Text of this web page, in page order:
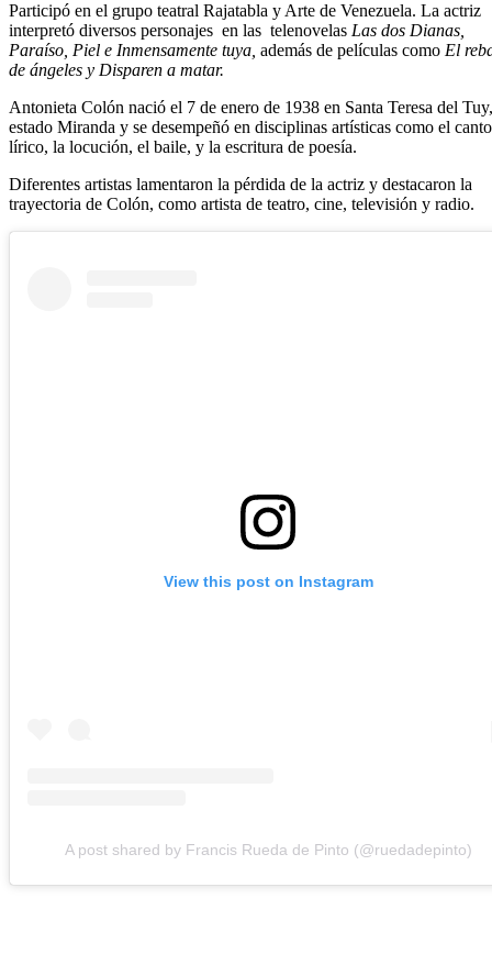
Participó en el grupo teatral Rajatabla y Arte de Venezuela. La actriz
interpretó diversos personajes en las telenovelas Las dos Dianas,
Paraíso, Piel e Inmensamente tuya, además de películas como El
de ángeles y Disparen a matar.
Antonieta Colón nació el 7 de enero de 1938 en Santa Teresa del Tuy,
estado Miranda y se desempeñó en disciplinas artísticas como el canto
lírico, la locución, el baile, y la escritura de poesía.
Diferentes artistas lamentaron la pérdida de la actriz y destacaron la
trayectoria de Colón, como artista de teatro, cine, televisión y radio.
View this post on Instagram
A post shared by Francis Rueda de Pinto (@ruedadepinto)